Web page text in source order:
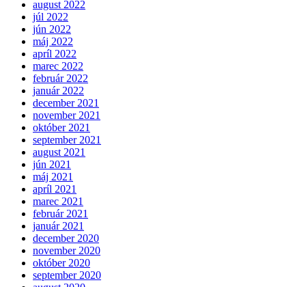
august 2022
júl 2022
jún 2022
máj 2022
apríl 2022
marec 2022
február 2022
január 2022
december 2021
november 2021
október 2021
september 2021
august 2021
jún 2021
máj 2021
apríl 2021
marec 2021
február 2021
január 2021
december 2020
november 2020
október 2020
september 2020